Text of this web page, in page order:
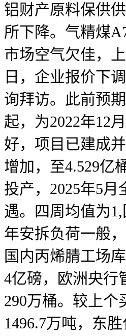
铝财产原料保供
所下降。气精煤
市场空气欠佳，
日，企业报价下
询拜访。此前预
起，为2022年12
好，项目已建成
增加，至4.529亿
投产，2025年5
遇。四周均值为
年安拆负荷一般
国内丙烯腈工场
4亿磅，欧洲央行
290万桶。较上个
1496.7万吨，东